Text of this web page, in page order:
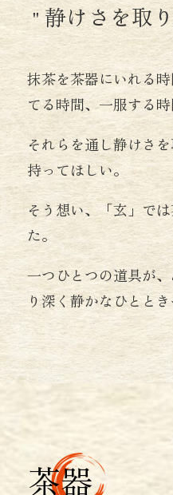
＂静けさを取
抹茶を茶器にいれる
てる時間、一服する時
それらを通し静けさ
持ってほしい。
そう想い、「玄」で
た。
一つひとつの道具が
り深く静かなひととき
茶器